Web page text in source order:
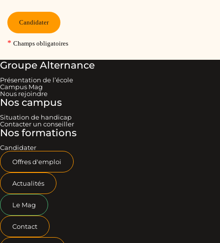
Groupe Alternance
Présentation de l’école
Campus Mag
Nous rejoindre
Nos campus
Situation de handicap
Contacter un conseiller
Nos formations
Candidater
Offres d'emploi
Actualités
Le Mag
Contact